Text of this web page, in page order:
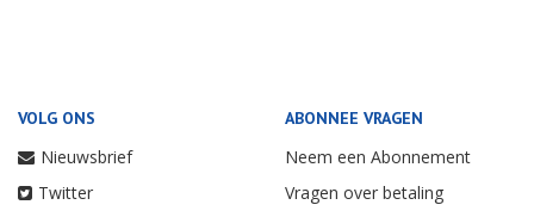
VOLG ONS
Nieuwsbrief
Twitter
ABONNEE VRAGEN
Neem een Abonnement
Vragen over betaling